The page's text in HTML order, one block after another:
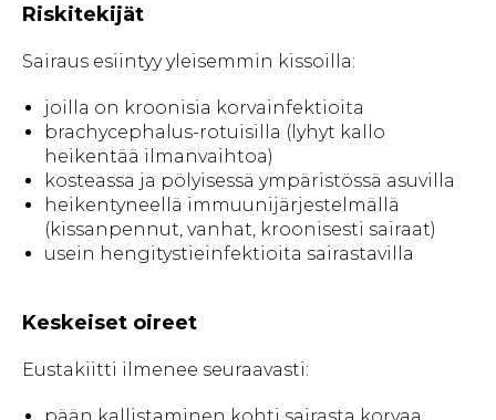
Riskitekijät
Sairaus esiintyy yleisemmin kissoilla:
joilla on kroonisia korvainfektioita
brachycephalus-rotuisilla (lyhyt kallo
heikentää ilmanvaihtoa)
kosteassa ja pölyisessä ympäristössä asuvilla
heikentyneellä immuunijärjestelmällä
(kissanpennut, vanhat, kroonisesti sairaat)
usein hengitystieinfektioita sairastavilla
Keskeiset oireet
Eustakiitti ilmenee seuraavasti: